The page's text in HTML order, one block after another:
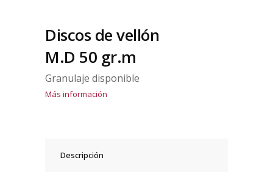
Discos de vellón
M.D 50 gr.m
Granulaje disponible
Más información
Descripción